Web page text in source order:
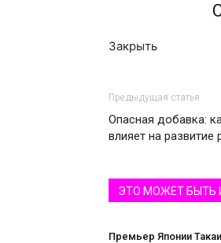
Закрыть
Предыдущая статья
Опасная добавка:
влияет на развитие
ЭТО МОЖЕТ БЫТЬ
Премьер Японии